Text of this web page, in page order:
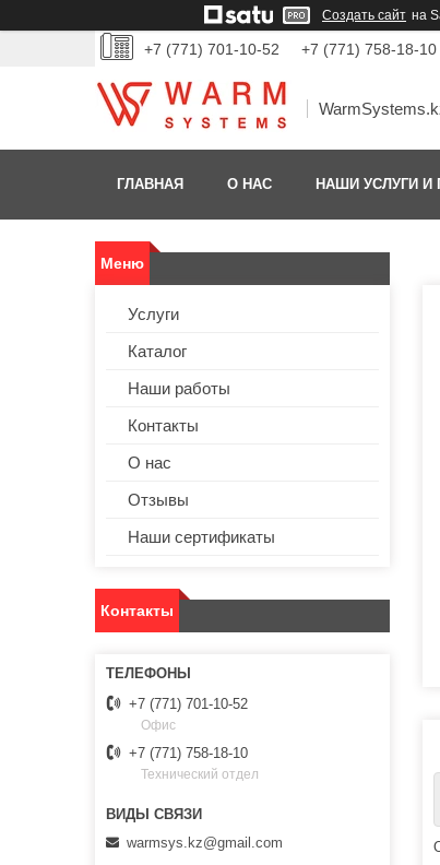
Создать сайт на
+7 (771) 701-10-52 +7 (771) 758-18-10
ГЛАВНАЯ О НАС НАШИ УСЛУГИ И
Услуги
Каталог
Наши работы
Контакты
О нас
Отзывы
Наши сертификаты
Контакты
+7 (771) 701-10-52
Офис
+7 (771) 758-18-10
Технический отдел
warmsys.kz@gmail.com